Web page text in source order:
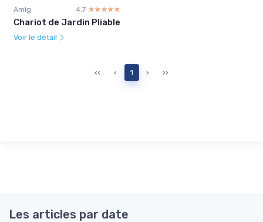
Amig 4.7 ☆☆☆☆☆
★★★★★
Chariot de Jardin Pliable
Voir le détail
‹‹ ‹ 1 › ››
Les articles par date